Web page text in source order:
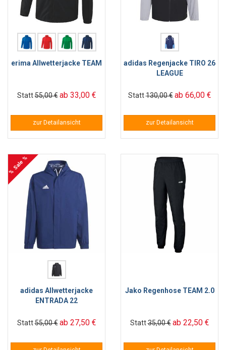
erima Allwetterjacke TEAM
Statt55,00 € ab 33,00 €
zur Detailansicht
adidas Regenjacke TIRO 26
LEAGUE
Statt130,00 € ab 66,00 €
zur Detailansicht
% Sale %
adidas Allwetterjacke
ENTRADA 22
Statt55,00 € ab 27,50 €
Jako Regenhose TEAM 2.0
Statt35,00 € ab 22,50 €